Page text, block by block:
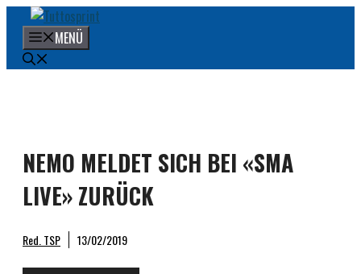
Inhalt
springen
MENÜ
NEMO MELDET SICH BEI «SMA
LIVE» ZURÜCK
Red. TSP 13/02/2019